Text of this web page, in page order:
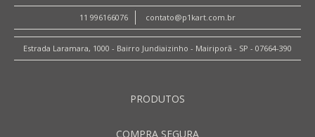
11 996166076 contato@p1kart.com.br
Estrada Laramara, 1000 - Bairro Jundiaizinho - Mairiporã - SP - 07664-390
PRODUTOS
COMPRA SEGURA